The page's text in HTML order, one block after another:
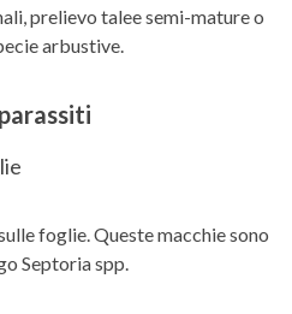
prelievo talee semi-mature o
arbustive.
foglie. Queste macchie sono
Septoria spp.